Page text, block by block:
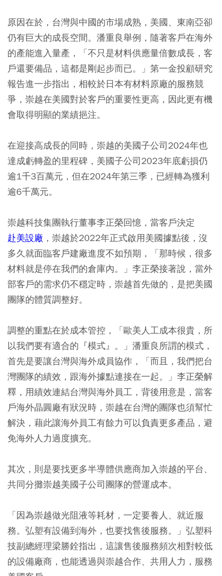
原因在於，台灣與中國的市場成熟，美國、東南亞卻
仍有巨大的成長空間。潘重良舉例，隨著客戶在海外
的產能進入量產，「不只是材料供應量倍數成長，客
戶還要備品，這都是剛起步而已。」第一金投顧研究
報告進一步指出，相較於日本有材料原廠的服務競
爭，崇越在美國對於客戶的重要性更高，因此更有機
會取得明顯的業績挹注。
在迎接高成長的同時，崇越的美國子公司2024年也
達成虧轉盈的里程碑，美國子公司2023年底虧損仍
逾1千3百萬元，但在2024年第三季，已經轉為獲利
逾6千萬元。
崇越科技集團執行董事李正榮回憶，當客戶決定
赴美設廠 ，崇越於2022年正式啟用美國據點後，沒
多久就面臨客戶建廠進度不如預期，「那時候，很多
材料就是停在我們的倉庫內。」李正榮接著說，當外
部客戶的需求仍不穩定時，崇越首先做的，是把美國
團隊的體質調整好。
調整的重點在於成本管控，「歐美人工成本很貴，所
以我們要有適合的『模式』。」潘重良所謂的模式，
首先是要讓台灣與海外成員協作，「而且，我們把台
灣團隊的績效，跟海外據點連接在一起。」李正榮解
釋，用績效連結台灣與海外員工，背後用意是，當客
戶海外晶圓廠有狀況時，崇越在台灣的團隊也須幫忙
解決，藉此讓海外員工有餘力可以負責更多產品，避
免海外人力過度擴充。
其次，則是要找更多半導體供應商加入崇越的平台、
共同分攤崇越美國子公司團隊的營運成本。
「因為崇越做光阻液等耗材，一定要養人、就近服
務。弘塑有設備到海外，也要找售後服務。」弘塑科
技副總經理梁勝銓指出，這讓售後服務頻次相對較低
的設備廠商，也能透過與崇越合作、共用人力，服務